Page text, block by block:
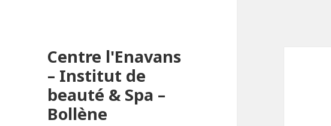
Centre l'Enavans
– Institut de
beauté & Spa –
Bollène